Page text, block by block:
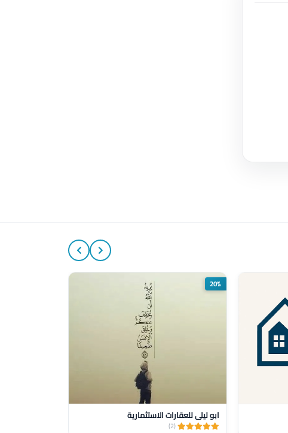
20%
ابو ليلى للعقارات الاستثمارية
(2)